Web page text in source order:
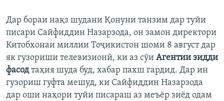
Дар бораи нақз шудани Қонуни танзим дар туйи
писари Сайфиддин Назарзода, он замон директори
Китобхонаи миллии Тоҷикистон шоми 8 август дар
як гузориши телевизионӣ, ки аз сӯи Агентии зидди
фасодтаҳия шуда буд, хабар пахш гардид. Дар ин
гузориш гуфта мешуд, ки Сайфиддин Назарзода
дар оши наҳори туйи писараш аз меъёр зиёд одам